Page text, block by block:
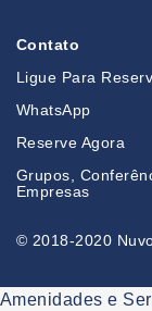
Contato
Ligue Para
WhatsApp
Reserve Agora
Grupos,
Empresas
© 2018-2020
Amenidades e